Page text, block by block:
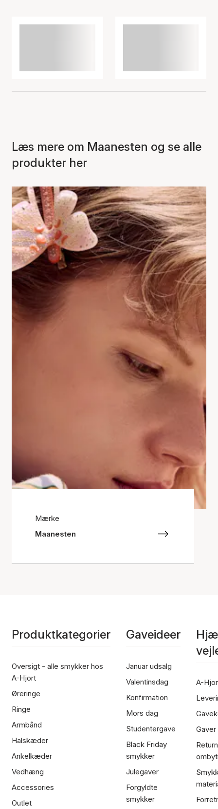
Læs mere om Maanesten og se alle
produkter her
Mærke
Maanesten
Produktkategorier
Oversigt - alle smykker hos
A-Hjort
Øreringe
Ringe
Armbånd
Halskæder
Ankelkæder
Vedhæng
Accessories
Outlet
Gaveideer
Januar udsalg
Valentinsdag
Konfirmation
Mors dag
Studentergave
Black Friday
smykker
Julegaver
Forgyldte
smykker
A-